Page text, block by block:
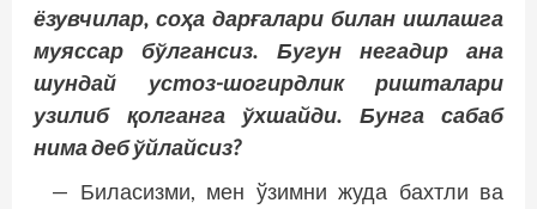
ёзувчилар, соҳа дарғалари билан ишлашга
муяссар бўлгансиз. Бугун негадир ана
шундай устоз-шогирдлик ришталари
узилиб қолганга ўхшайди. Бунга сабаб
нима деб ўйлайсиз?
— Биласизми, мен ўзимни жуда бахтли ва